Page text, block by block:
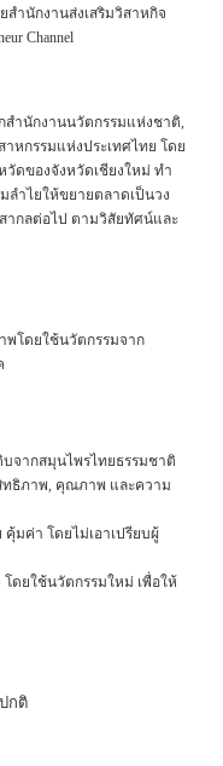
สำนักงานส่งเสริมวิสาหกิจ
Channel
ำนักงานนวัตกรรมแห่งชาติ,
หกรรมแห่งประเทศไทย โดย
วัดของจังหวัดเชียงใหม่ ทำ
ำไยให้ขยายตลาดเป็นวง
กลต่อไป ตามวิสัยทัศน์และ
พโดยใช้นวัตกรรมจาก
ากสมุนไพรไทยธรรมชาติ
ทธิภาพ, คุณภาพ และความ
ค่า โดยไม่เอาเปรียบผู้
ยใช้นวัตกรรมใหม่ เพื่อให้
กติ